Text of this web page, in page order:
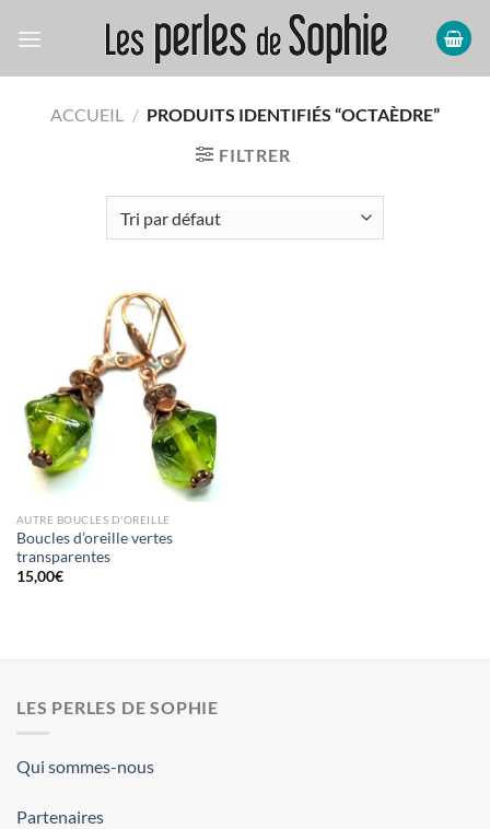
ACCUEIL / PRODUITS IDENTIFIÉS “OCTAÈDRE”
FILTRER
AUTRE BOUCLES D'OREILLE
Boucles d’oreille vertes
transparentes
15,00€
LES PERLES DE SOPHIE
Qui sommes-nous
Partenaires